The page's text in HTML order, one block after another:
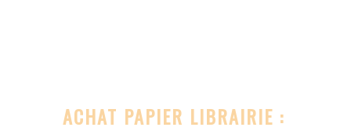
ACHAT PAPIER LIBRAIRIE :